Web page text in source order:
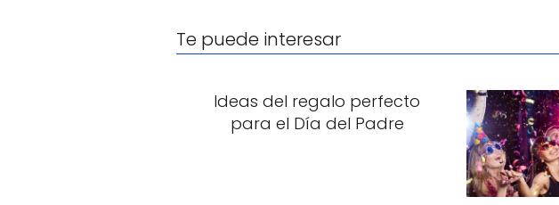
Te puede interesar
Ideas del regalo perfecto
para el Día del Padre